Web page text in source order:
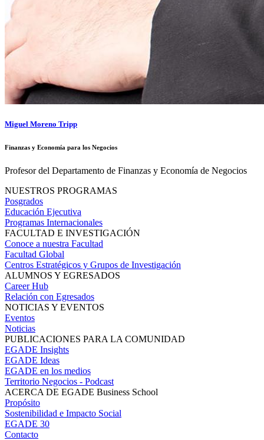
Miguel Moreno Tripp
Finanzas y Economía para los Negocios
Profesor del Departamento de Finanzas y Economía de Negocios
NUESTROS PROGRAMAS
Posgrados
Educación Ejecutiva
Programas Internacionales
FACULTAD E INVESTIGACIÓN
Conoce a nuestra Facultad
Facultad Global
Centros Estratégicos y Grupos de Investigación
ALUMNOS Y EGRESADOS
Career Hub
Relación con Egresados
NOTICIAS Y EVENTOS
Eventos
Noticias
PUBLICACIONES PARA LA COMUNIDAD
EGADE Insights
EGADE Ideas
EGADE en los medios
Territorio Negocios - Podcast
ACERCA DE EGADE Business School
Propósito
Sostenibilidad e Impacto Social
EGADE 30
Contacto